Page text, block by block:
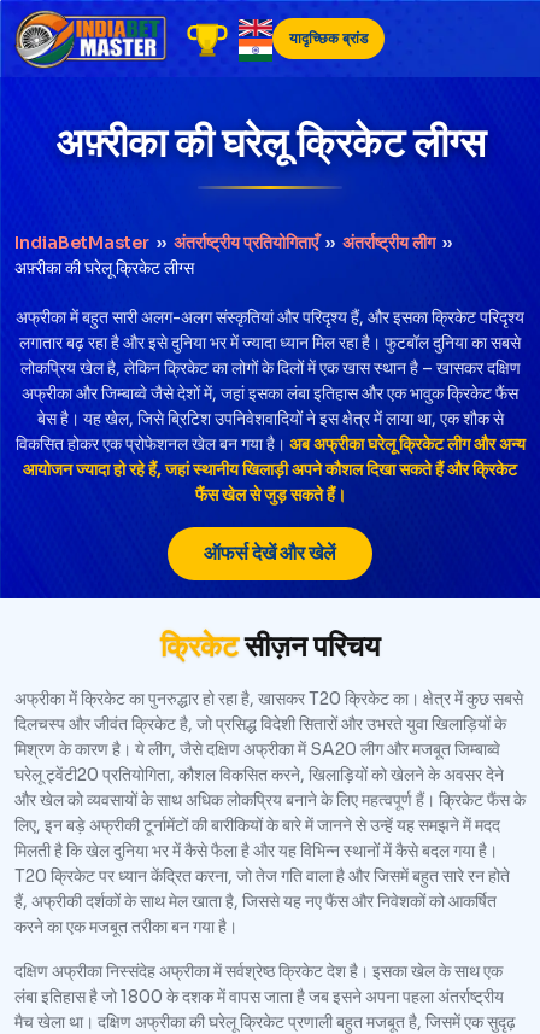
Skip
to
content
यादृच्छिक ब्रांड
अफ़्रीका की घरेलू क्रिकेट लीग्स
IndiaBetMaster ›› अंतर्राष्ट्रीय प्रतियोगिताएँ ›› अंतर्राष्ट्रीय लीग ››
अफ़्रीका की घरेलू क्रिकेट लीग्स
अफ्रीका में बहुत सारी अलग-अलग संस्कृतियां और परिदृश्य हैं, और इसका क्रिकेट परिदृश्य
लगातार बढ़ रहा है और इसे दुनिया भर में ज्यादा ध्यान मिल रहा है। फुटबॉल दुनिया का सबसे
लोकप्रिय खेल है, लेकिन क्रिकेट का लोगों के दिलों में एक खास स्थान है – खासकर दक्षिण
अफ्रीका और जिम्बाब्वे जैसे देशों में, जहां इसका लंबा इतिहास और एक भावुक क्रिकेट फैंस
बेस है। यह खेल, जिसे ब्रिटिश उपनिवेशवादियों ने इस क्षेत्र में लाया था, एक शौक से
विकसित होकर एक प्रोफेशनल खेल बन गया है। अब अफ्रीका घरेलू क्रिकेट लीग और अन्य
आयोजन ज्यादा हो रहे हैं, जहां स्थानीय खिलाड़ी अपने कौशल दिखा सकते हैं और क्रिकेट
फैंस खेल से जुड़ सकते हैं।
ऑफर्स देखें और खेलें
क्रिकेटसीज़न परिचय
अफ्रीका में क्रिकेट का पुनरुद्धार हो रहा है, खासकर T20 क्रिकेट का। क्षेत्र में कुछ सबसे
दिलचस्प और जीवंत क्रिकेट है, जो प्रसिद्ध विदेशी सितारों और उभरते युवा खिलाड़ियों के
मिश्रण के कारण है। ये लीग, जैसे दक्षिण अफ्रीका में SA20 लीग और मजबूत जिम्बाब्वे
घरेलू ट्वेंटी20 प्रतियोगिता, कौशल विकसित करने, खिलाड़ियों को खेलने के अवसर देने
और खेल को व्यवसायों के साथ अधिक लोकप्रिय बनाने के लिए महत्वपूर्ण हैं। क्रिकेट फैंस के
लिए, इन बड़े अफ्रीकी टूर्नामेंटों की बारीकियों के बारे में जानने से उन्हें यह समझने में मदद
मिलती है कि खेल दुनिया भर में कैसे फैला है और यह विभिन्न स्थानों में कैसे बदल गया है।
T20 क्रिकेट पर ध्यान केंद्रित करना, जो तेज गति वाला है और जिसमें बहुत सारे रन होते
हैं, अफ्रीकी दर्शकों के साथ मेल खाता है, जिससे यह नए फैंस और निवेशकों को आकर्षित
करने का एक मजबूत तरीका बन गया है।
दक्षिण अफ्रीका निस्संदेह अफ्रीका में सर्वश्रेष्ठ क्रिकेट देश है। इसका खेल के साथ एक
लंबा इतिहास है जो 1800 के दशक में वापस जाता है जब इसने अपना पहला अंतर्राष्ट्रीय
मैच खेला था। दक्षिण अफ्रीका की घरेलू क्रिकेट प्रणाली बहुत मजबूत है, जिसमें एक सुदृढ़